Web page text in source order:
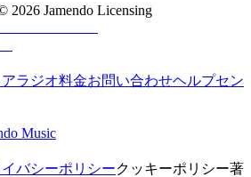
2026 Jamendo Licensing
ラジオ料金お問い合わせヘルプセン
Music
バシーポリシークッキーポリシー著